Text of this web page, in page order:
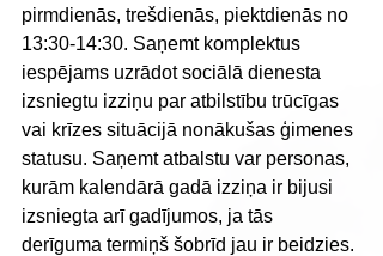
pirmdienās, trešdienās, piektdienās no
13:30-14:30. Saņemt komplektus
iespējams uzrādot sociālā dienesta
izsniegtu izziņu par atbilstību trūcīgas
vai krīzes situācijā nonākušas ģimenes
statusu. Saņemt atbalstu var personas,
kurām kalendārā gadā izziņa ir bijusi
izsniegta arī gadījumos, ja tās
derīguma termiņš šobrīd jau ir beidzies.